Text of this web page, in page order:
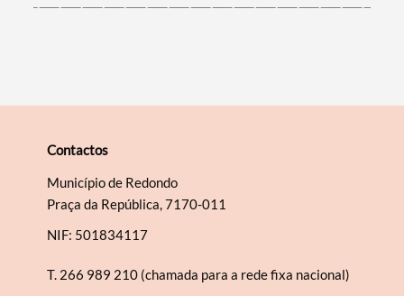
Contactos
Município de Redondo
Praça da República, 7170-011
NIF: 501834117
T. 266 989 210 (chamada para a rede fixa nacional)